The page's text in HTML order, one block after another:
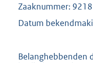
Zaaknummer: 9218
Datum
Belanghebbenden